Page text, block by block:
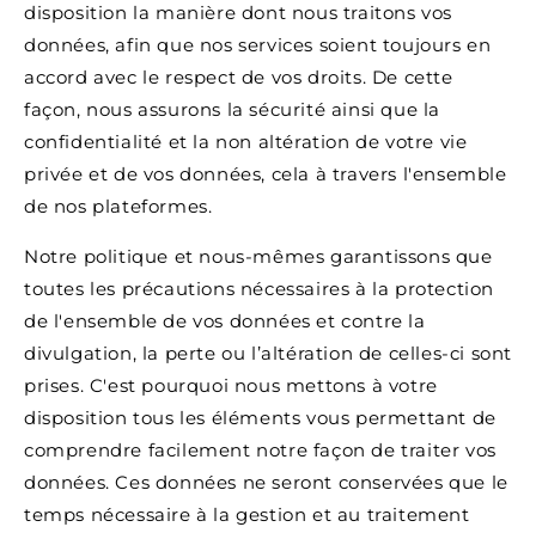
disposition la manière dont nous traitons vos
données, afin que nos services soient toujours en
accord avec le respect de vos droits. De cette
façon, nous assurons la sécurité ainsi que la
confidentialité et la non altération de votre vie
privée et de vos données, cela à travers l'ensemble
de nos plateformes.
Notre politique et nous-mêmes garantissons que
toutes les précautions nécessaires à la protection
de l'ensemble de vos données et contre la
divulgation, la perte ou l’altération de celles-ci sont
prises. C'est pourquoi nous mettons à votre
disposition tous les éléments vous permettant de
comprendre facilement notre façon de traiter vos
données. Ces données ne seront conservées que le
temps nécessaire à la gestion et au traitement